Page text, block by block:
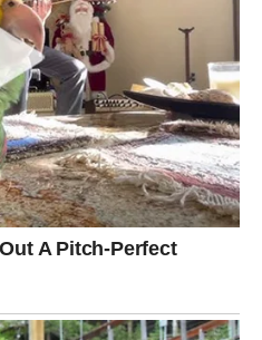
sada počinje donositi
u ljubavi,
koju ste gotovo prestali
da im univerzum vraća
tražile.
želja.